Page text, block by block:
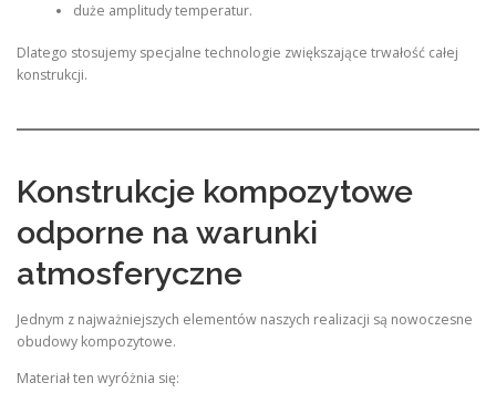
duże amplitudy temperatur.
Dlatego stosujemy specjalne technologie zwiększające trwałość całej
konstrukcji.
Konstrukcje kompozytowe
odporne na warunki
atmosferyczne
Jednym z najważniejszych elementów naszych realizacji są nowoczesne
obudowy kompozytowe.
Materiał ten wyróżnia się: